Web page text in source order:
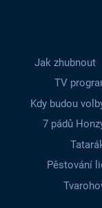
Jak zhubnout
TV
Kdy budou
7 pádů
Pěstování